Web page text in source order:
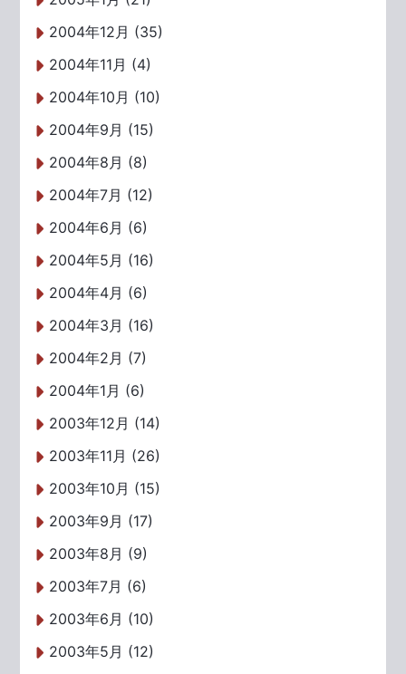
2004年12月 (35)
2004年11月 (4)
2004年10月 (10)
2004年9月 (15)
2004年8月 (8)
2004年7月 (12)
2004年6月 (6)
2004年5月 (16)
2004年4月 (6)
2004年3月 (16)
2004年2月 (7)
2004年1月 (6)
2003年12月 (14)
2003年11月 (26)
2003年10月 (15)
2003年9月 (17)
2003年8月 (9)
2003年7月 (6)
2003年6月 (10)
2003年5月 (12)